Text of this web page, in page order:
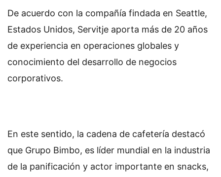
De acuerdo con la compañía findada en Seattle,
Estados Unidos, Servitje aporta más de 20 años
de experiencia en operaciones globales y
conocimiento del desarrollo de negocios
corporativos.
En este sentido, la cadena de cafetería destacó
que Grupo Bimbo, es líder mundial en la industria
de la panificación y actor importante en snacks,